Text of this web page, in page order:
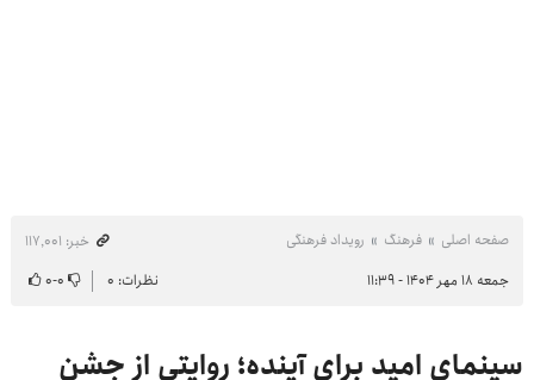
صفحه اصلی فرهنگ رویداد فرهنگی
خبر: ۱۱۷٬۰۰۱
جمعه ۱۸ مهر ۱۴۰۴ - ۱۱:۳۹
نظرات: ۰ ۰-۰
سینمای امید برای آینده؛ روایتی از جشن